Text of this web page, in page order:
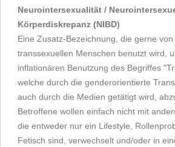
Neurointersexualität /
Körperdiskrepanz (NIBD)
Eine Zusatz-Bezeichnung, die gerne
transsexuellen Menschen benutzt wird,
inflationären Benutzung des Begriffes
welche durch die genderorientierte
auch durch die Medien getätigt wird,
Betroffene wollen einfach nicht mit
die entweder nur ein Lifestyle,
Fetisch sind, verwechselt und/oder in